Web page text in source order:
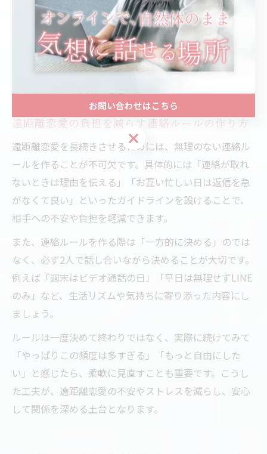
ただし、相手によっては「ボイスメッセージは少し苦
手」というケースもあるため、お互いの希望や気持ちを
あらかじめ確認しておくことが重要です。状況や気分に
合わせて手段を選ぶことで、無理なく自然体でのコミュ
遠距離恋愛の負担を減らす連絡ルールの作り方
遠距離恋愛を長続きさせるためには、無理のない連絡ル
ールを作ることが不可欠です。具体的には「連絡が取れ
ないときは理由を伝える」「お互い忙しい日は返信を急
がなくて良い」といったガイドラインを設けることで、
相手への不安や負担を軽減できます。
また、連絡ルールを作る際は「一方的に決める」のでは
なく、必ず2人で話し合いながら決めることが大切です。
例えば「週末はビデオ通話の日」「平日は無理せずLINE
のみ」など、生活リズムや気持ちに寄り添った内容にし
ましょう。
ルールは一度決めて終わりではなく、実際に続けてみて
「やっぱりこの頻度は多すぎる」「もっと自由にした
い」と感じたら、柔軟に見直すことも重要です。こうし
た工夫が、遠距離恋愛の不安やストレスを減らし、安心
して関係を深める土台となります。
お問い合わせはこちら
お問い合わせはこちら